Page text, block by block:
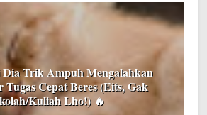
Trik Ampuh Mengalahkan
Tugas Cepat Beres (Eits, Gak
Kuliah Lho!) 🔥